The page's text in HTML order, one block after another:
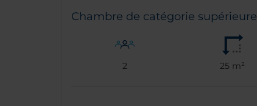
Chambre de catégorie supérieure
2 25 m²